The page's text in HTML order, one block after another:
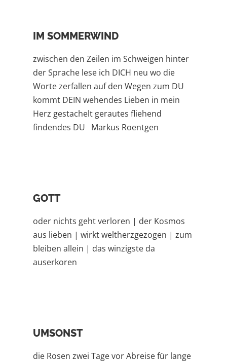
IM SOMMERWIND
zwischen den Zeilen im Schweigen hinter
der Sprache lese ich DICH neu wo die
Worte zerfallen auf den Wegen zum DU
kommt DEIN wehendes Lieben in mein
Herz gestachelt gerautes fliehend
findendes DU Markus Roentgen
GOTT
oder nichts geht verloren | der Kosmos
aus lieben | wirkt weltherzgezogen | zum
bleiben allein | das winzigste da
auserkoren
UMSONST
die Rosen zwei Tage vor Abreise für lange